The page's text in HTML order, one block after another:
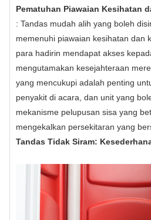
Pematuhan Piawaian Kesihatan
: Tandas mudah alih yang boleh
memenuhi piawaian kesihatan dan
para hadirin mendapat akses
mengutamakan kesejahteraan
yang mencukupi adalah penting
penyakit di acara, dan unit yang
mekanisme pelupusan sisa yang
mengekalkan persekitaran yang
Tandas Tidak Siram: